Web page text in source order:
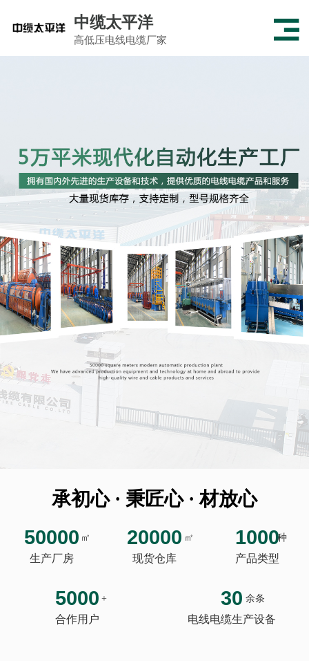
中缆太平洋
高低压电线电缆厂家
承初心 · 秉匠心 · 材放心
50000 ㎡
生产厂房
20000 ㎡
现货仓库
1000种
产品类型
5000 +
合作用户
30 余条
电线电缆生产设备